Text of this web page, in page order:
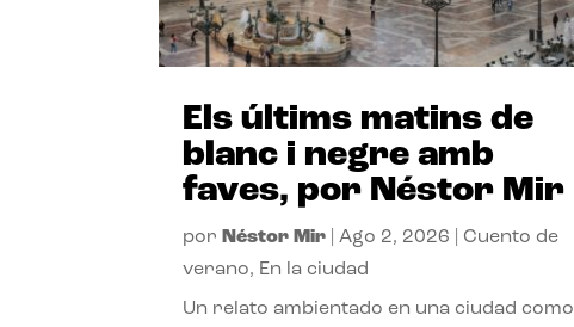
Els últims matins de
blanc i negre amb
faves, por Néstor Mir
por Néstor Mir |Ago 2, 2026 |Cuento de
verano, En la ciudad
Un relato ambientado en una ciudad como